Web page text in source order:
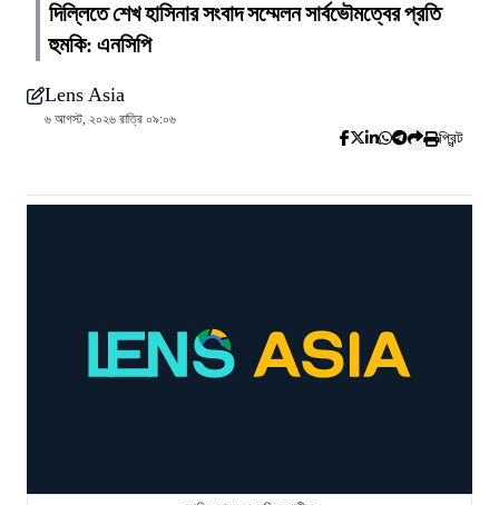
দিল্লিতে শেখ হাসিনার সংবাদ সম্মেলন সার্বভৌমত্বের প্রতি
হুমকি: এনসিপি
Lens Asia
৬ আগস্ট, ২০২৬ রাত্রি ০৯:০৬
প্রিন্ট